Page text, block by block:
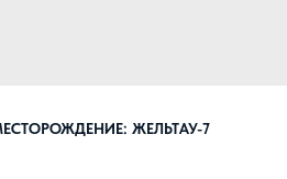
ЖЕЛЬТАУ-7